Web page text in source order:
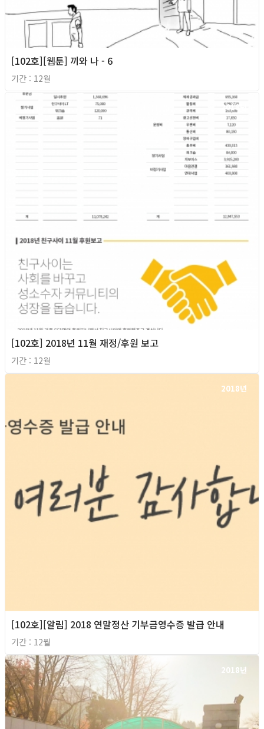
[102호][웹툰] 끼와 나 - 6
기간 : 12월
2018년
[102호] 2018년 11월 재정/후원 보고
기간 : 12월
2018년
[102호][알림] 2018 연말정산 기부금영수증 발급 안내
기간 : 12월
2018년